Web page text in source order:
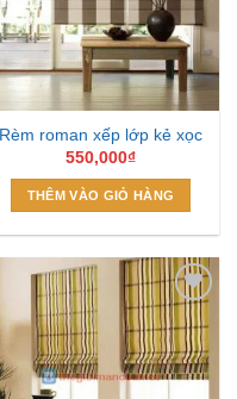
Rèm roman xếp lớp kẻ xọc
550,000₫
THÊM VÀO GIỎ HÀNG
Add to
Wishlist